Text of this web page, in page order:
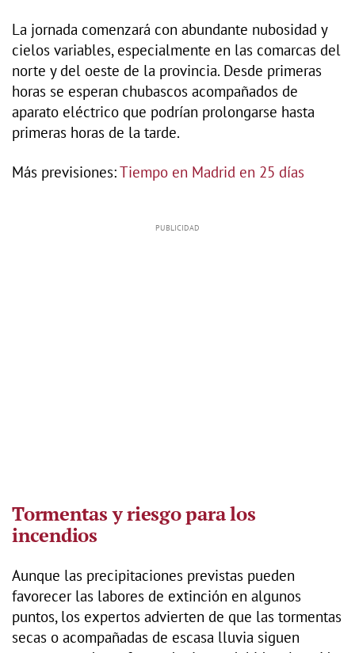
La jornada comenzará con abundante nubosidad y
cielos variables, especialmente en las comarcas del
norte y del oeste de la provincia. Desde primeras
horas se esperan chubascos acompañados de
aparato eléctrico que podrían prolongarse hasta
primeras horas de la tarde.
Más previsiones:Tiempo en Madrid en 25 días
Tormentas y riesgo para los
incendios
Aunque las precipitaciones previstas pueden
favorecer las labores de extinción en algunos
puntos, los expertos advierten de que las tormentas
secas o acompañadas de escasa lluvia siguen